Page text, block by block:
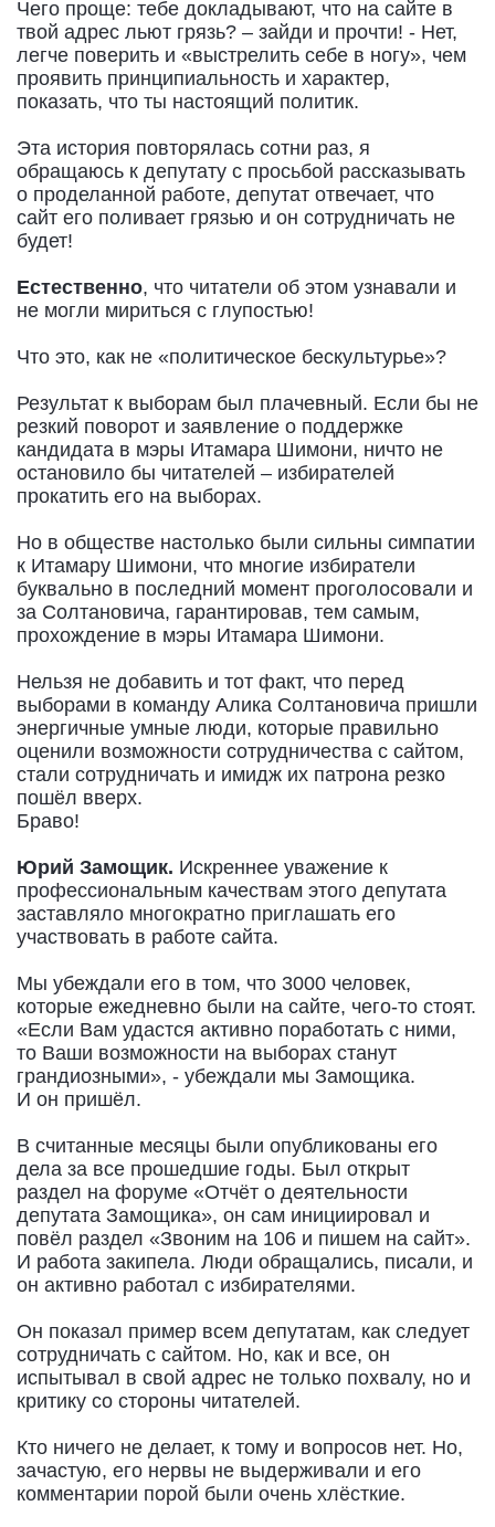
Чего проще: тебе докладывают, что на сайте в
твой адрес льют грязь? – зайди и прочти! - Нет,
легче поверить и «выстрелить себе в ногу», чем
проявить принципиальность и характер,
показать, что ты настоящий политик.
Эта история повторялась сотни раз, я
обращаюсь к депутату с просьбой рассказывать
о проделанной работе, депутат отвечает, что
сайт его поливает грязью и он сотрудничать не
будет!
Естественно, что читатели об этом узнавали и
не могли мириться с глупостью!
Что это, как не «политическое бескультурье»?
Результат к выборам был плачевный. Если бы не
резкий поворот и заявление о поддержке
кандидата в мэры Итамара Шимони, ничто не
остановило бы читателей – избирателей
прокатить его на выборах.
Но в обществе настолько были сильны симпатии
к Итамару Шимони, что многие избиратели
буквально в последний момент проголосовали и
за Солтановича, гарантировав, тем самым,
прохождение в мэры Итамара Шимони.
Нельзя не добавить и тот факт, что перед
выборами в команду Алика Солтановича пришли
энергичные умные люди, которые правильно
оценили возможности сотрудничества с сайтом,
стали сотрудничать и имидж их патрона резко
пошёл вверх.
Браво!
Юрий Замощик. Искреннее уважение к
профессиональным качествам этого депутата
заставляло многократно приглашать его
участвовать в работе сайта.
Мы убеждали его в том, что 3000 человек,
которые ежедневно были на сайте, чего-то стоят.
«Если Вам удастся активно поработать с ними,
то Ваши возможности на выборах станут
грандиозными», - убеждали мы Замощика.
И он пришёл.
В считанные месяцы были опубликованы его
дела за все прошедшие годы. Был открыт
раздел на форуме «Отчёт о деятельности
депутата Замощика», он сам инициировал и
повёл раздел «Звоним на 106 и пишем на сайт».
И работа закипела. Люди обращались, писали, и
он активно работал с избирателями.
Он показал пример всем депутатам, как следует
сотрудничать с сайтом. Но, как и все, он
испытывал в свой адрес не только похвалу, но и
критику со стороны читателей.
Кто ничего не делает, к тому и вопросов нет. Но,
зачастую, его нервы не выдерживали и его
комментарии порой были очень хлёсткие.